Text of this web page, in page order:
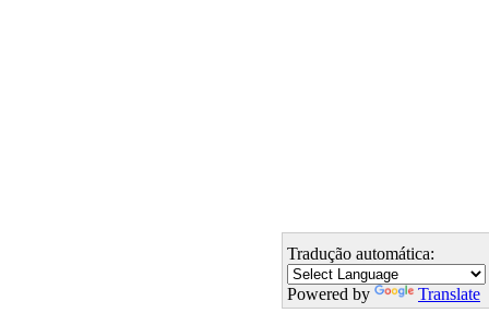
Tradução automática:
Powered by Translate